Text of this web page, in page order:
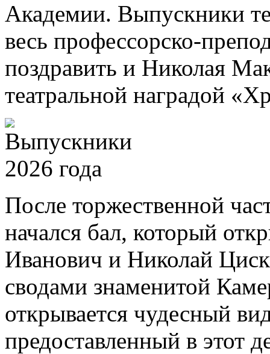
Академии. Выпускники
весь профессорско-
поздравить и Николая
театральной наградой
После торжественной
начался бал, который
Иванович и Николай
сводами знаменитой
открывается чудесный
предоставленный в этот